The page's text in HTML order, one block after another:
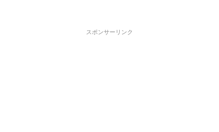
スポンサーリンク